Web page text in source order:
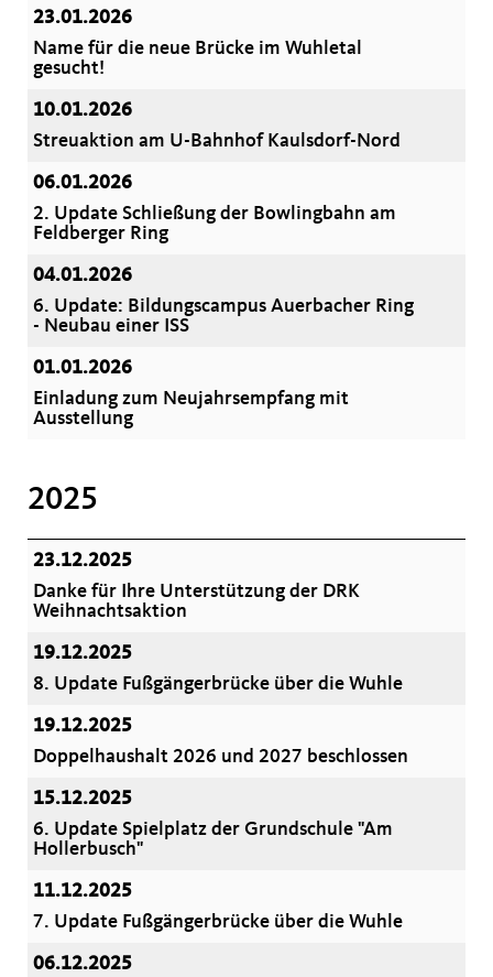
23.01.2026
Name für die neue Brücke im Wuhletal
gesucht!
10.01.2026
Streuaktion am U-Bahnhof Kaulsdorf-Nord
06.01.2026
2. Update Schließung der Bowlingbahn am
Feldberger Ring
04.01.2026
6. Update: Bildungscampus Auerbacher Ring
- Neubau einer ISS
01.01.2026
Einladung zum Neujahrsempfang mit
Ausstellung
2025
23.12.2025
Danke für Ihre Unterstützung der DRK
Weihnachtsaktion
19.12.2025
8. Update Fußgängerbrücke über die Wuhle
19.12.2025
Doppelhaushalt 2026 und 2027 beschlossen
15.12.2025
6. Update Spielplatz der Grundschule "Am
Hollerbusch"
11.12.2025
7. Update Fußgängerbrücke über die Wuhle
06.12.2025